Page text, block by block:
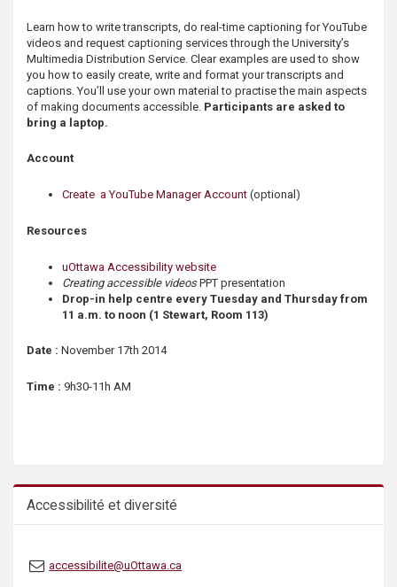
Learn how to write transcripts, do real-time captioning for YouTube
videos and request captioning services through the University’s
Multimedia Distribution Service. Clear examples are used to show
you how to easily create, write and format your transcripts and
captions. You’ll use your own material to practise the main aspects
of making documents accessible. Participants are asked to
bring a laptop.
Account
Create a YouTube Manager Account (optional)
Resources
uOttawa Accessibility website
Creating accessible videosPPT presentation
Drop-in help centre every Tuesday and Thursday from
11 a.m. to noon (1 Stewart, Room 113)
Date : November 17th 2014
Time : 9h30-11h AM
Accessibilité et diversité
accessibilite@uOttawa.ca